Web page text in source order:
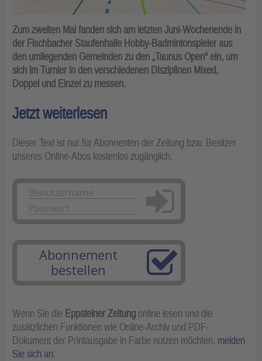
Zum zweiten Mal fanden sich am letzten Juni-Wochenende in
der Fischbacher Staufenhalle Hobby-Badmintonspieler aus
den umliegenden Gemeinden zu den „Taunus Open“ ein, um
sich im Turnier in den verschiedenen Disziplinen Mixed,
Doppel und Einzel zu messen.
Jetzt weiterlesen
Dieser Text ist nur für Abonnenten der Zeitung bzw. Besitzer
unseres Online-Abos kostenlos zugänglich.
Anmelden
Abonnement
bestellen
Wenn Sie die Eppsteiner Zeitung online lesen und die
zusätzlichen Funktionen wie Online-Archiv und PDF-
Dokument der Printausgabe in Farbe nutzen möchten, melden
Sie sich an.